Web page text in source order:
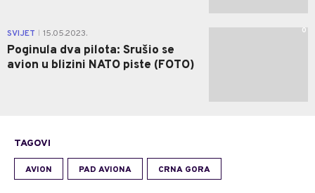
SVIJET 15.05.2023.
Poginula dva pilota: Srušio se
avion u blizini NATO piste (FOTO)
0
TAGOVI
AVION PAD AVIONA CRNA GORA